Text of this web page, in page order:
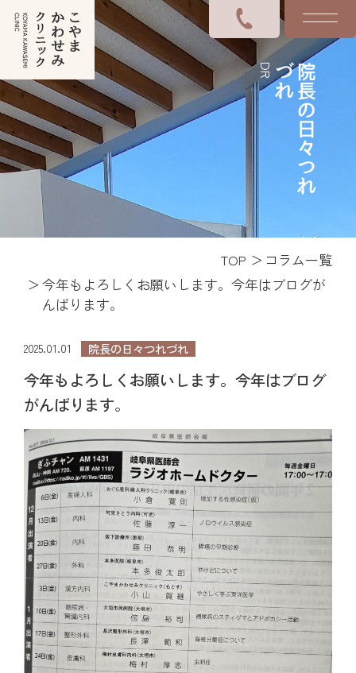
院
長
の
日
々
つ
れ
づ
れ
DR
TOP
コラム一覧
今年もよろしくお願いします。今年はブログが
んばります。
2025.01.01 院長の日々つれづれ
今年もよろしくお願いします。今年はブログ
がんばります。